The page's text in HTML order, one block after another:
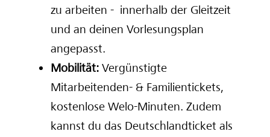
zu arbeiten - innerhalb der Gleitzeit
und an deinen Vorlesungsplan
angepasst.
Mobilität: Vergünstigte
Mitarbeitenden- & Familientickets,
kostenlose Welo-Minuten. Zudem
kannst du das Deutschlandticket als